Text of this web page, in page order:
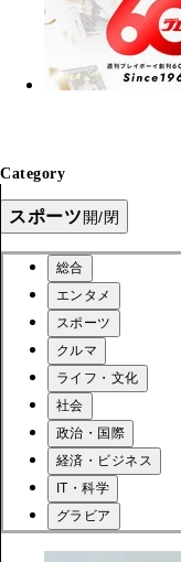
Category
スポーツ開/閉
総合
エンタメ
スポーツ
クルマ
ライフ・文化
社会
政治・国際
経済・ビジネス
IT・科学
グラビア